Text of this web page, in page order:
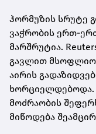
ჰორმუზის სრუტე
ვაჭრობის ერთ-
მარშრუტია.
გავლით
აირის
ხორციელდებოდა.
მოძრაობის
მიწოდება